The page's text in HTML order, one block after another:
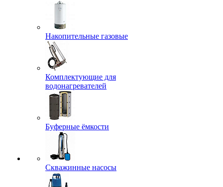
Накопительные газовые
Комплектующие для
водонагревателей
Буферные ёмкости
Скважинные насосы